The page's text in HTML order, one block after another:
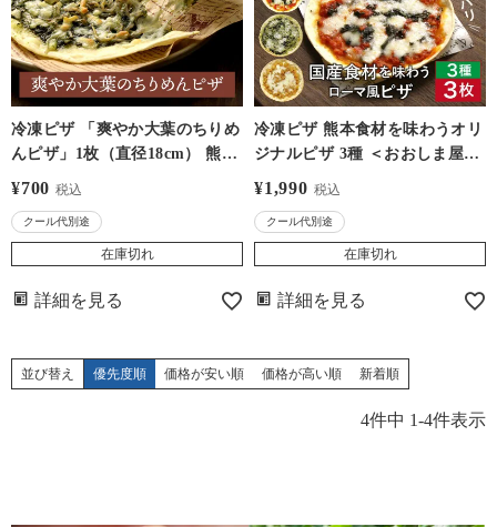
冷凍ピザ 「爽やか大葉のちりめ
んピザ」1枚（直径18cm） 熊本
食材を味わうオリジナルピザ ＜
ル代別途＞ 熊本産大葉 芦北産
ちりめんじゃこ 北海道産小麦粉
屋(おおしまや)
¥700 税込
クール代別途
在庫切れ
詳細を見る
冷凍ピザ 熊本食材を味わうオリ
ジナルピザ 3種 ＜おおしま屋発
送・冷凍便・クール代別途＞
無料】パリパリ薄生地 ローマ風
マルゲリータ 生姜ポテトピザ
しまや)
¥1,990 税込
クール代別途
在庫切れ
詳細を見る
並び替え 優先度順 価格が安い順 価格が高い順 新着順
4件中 1-4件表示